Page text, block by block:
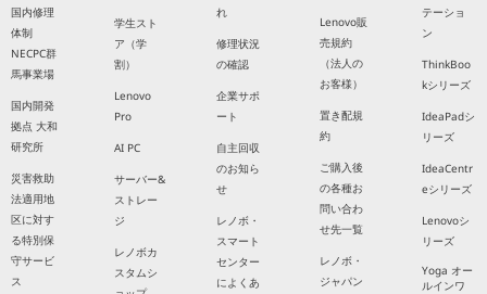
国内修理
体制
NECPC群
馬事業場
国内開発
拠点 大和
研究所
災害救助
法適用地
区に対す
る特別保
守サービ
ス
学生スト
ア（学
割）
Lenovo
Pro
AI PC
サーバー&
ストレー
ジ
レノボカ
スタムシ
れ
修理状況
の確認
企業サポ
ート
自主回収
のお知ら
せ
レノボ・
スマート
センター
によくあ
Lenovo販
売規約
（法人の
お客様）
置き配規
約
ご購入後
の各種お
問い合わ
せ先一覧
レノボ・
ジャパン
テーショ
ン
ThinkBoo
kシリーズ
IdeaPadシ
リーズ
IdeaCentr
eシリーズ
Lenovoシ
リーズ
Yoga オー
ルインワ